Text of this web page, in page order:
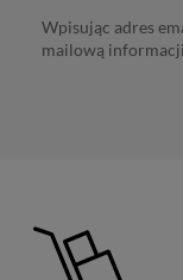
Wpisując adres
mailową